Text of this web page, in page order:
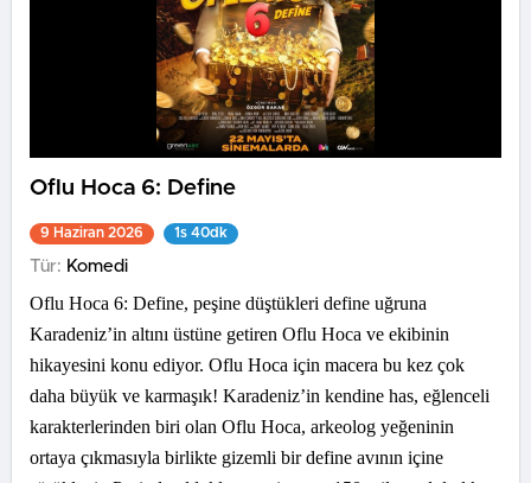
Oflu Hoca 6: Define
9 Haziran 2026 1s 40dk
Tür: Komedi
Oflu Hoca 6: Define, peşine düştükleri define uğruna
Karadeniz’in altını üstüne getiren Oflu Hoca ve ekibinin
hikayesini konu ediyor. Oflu Hoca için macera bu kez çok
daha büyük ve karmaşık! Karadeniz’in kendine has, eğlenceli
karakterlerinden biri olan Oflu Hoca, arkeolog yeğeninin
ortaya çıkmasıyla birlikte gizemli bir define avının içine